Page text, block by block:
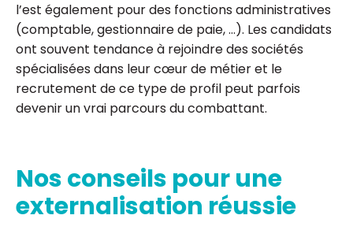
l’est également pour des fonctions administratives
(comptable, gestionnaire de paie, …). Les candidats
ont souvent tendance à rejoindre des sociétés
spécialisées dans leur cœur de métier et le
recrutement de ce type de profil peut parfois
devenir un vrai parcours du combattant.
Nos conseils pour une
externalisation réussie